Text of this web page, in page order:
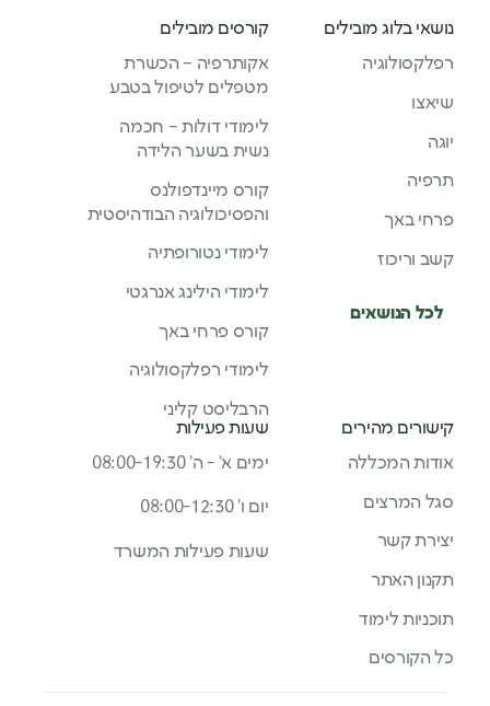
נושאי בלוג מובילים
רפלקסולוגיה
שיאצו
יוגה
תרפיה
פרחי באך
קשב וריכוז
לכל הנושאים
קורסים מובילים
אקותרפיה – הכשרת
מטפלים לטיפול בטבע
לימודי דולות – חכמה
נשית בשער הלידה
קורס מיינדפולנס
והפסיכולוגיה הבודהיסטית
לימודי נטורופתיה
לימודי הילינג אנרגטי
קורס פרחי באך
לימודי רפלקסולוגיה
הרבליסט קליני
קישורים מהירים
אודות המכללה
סגל המרצים
יצירת קשר
תקנון האתר
תוכניות לימוד
כל הקורסים
שעות פעילות
ימים א’ - ה’ 08:00-19:30
יום ו’ 08:00-12:30
שעות פעילות המשרד